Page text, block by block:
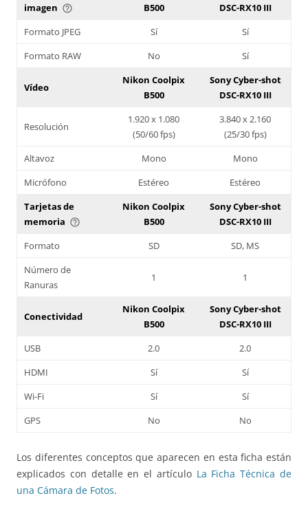
imagen help_outline
B500
DSC-RX10 III
Formato JPEG
Sí
Sí
Formato RAW
No Sí
Vídeo
Nikon Coolpix
B500
Sony Cyber-shot
DSC-RX10 III
Resolución
1.920 x 1.080
(50/60 fps)
3.840 x 2.160
(25/30 fps)
Altavoz
Mono
Mono
Micrófono
Estéreo
Estéreo
Tarjetas de
memoria help_outline
Nikon Coolpix
B500
Sony Cyber-shot
DSC-RX10 III
Formato
SD
SD, MS
Número de
Ranuras
1 1
Conectividad
Nikon Coolpix
B500
Sony Cyber-shot
DSC-RX10 III
USB
2.0
2.0
HDMI
Sí
Sí
Wi-Fi
Sí
Sí
GPS
No No
Los diferentes conceptos que aparecen en esta ficha están
explicados con detalle en el artículo La Ficha Técnica de
una Cámara de Fotos.